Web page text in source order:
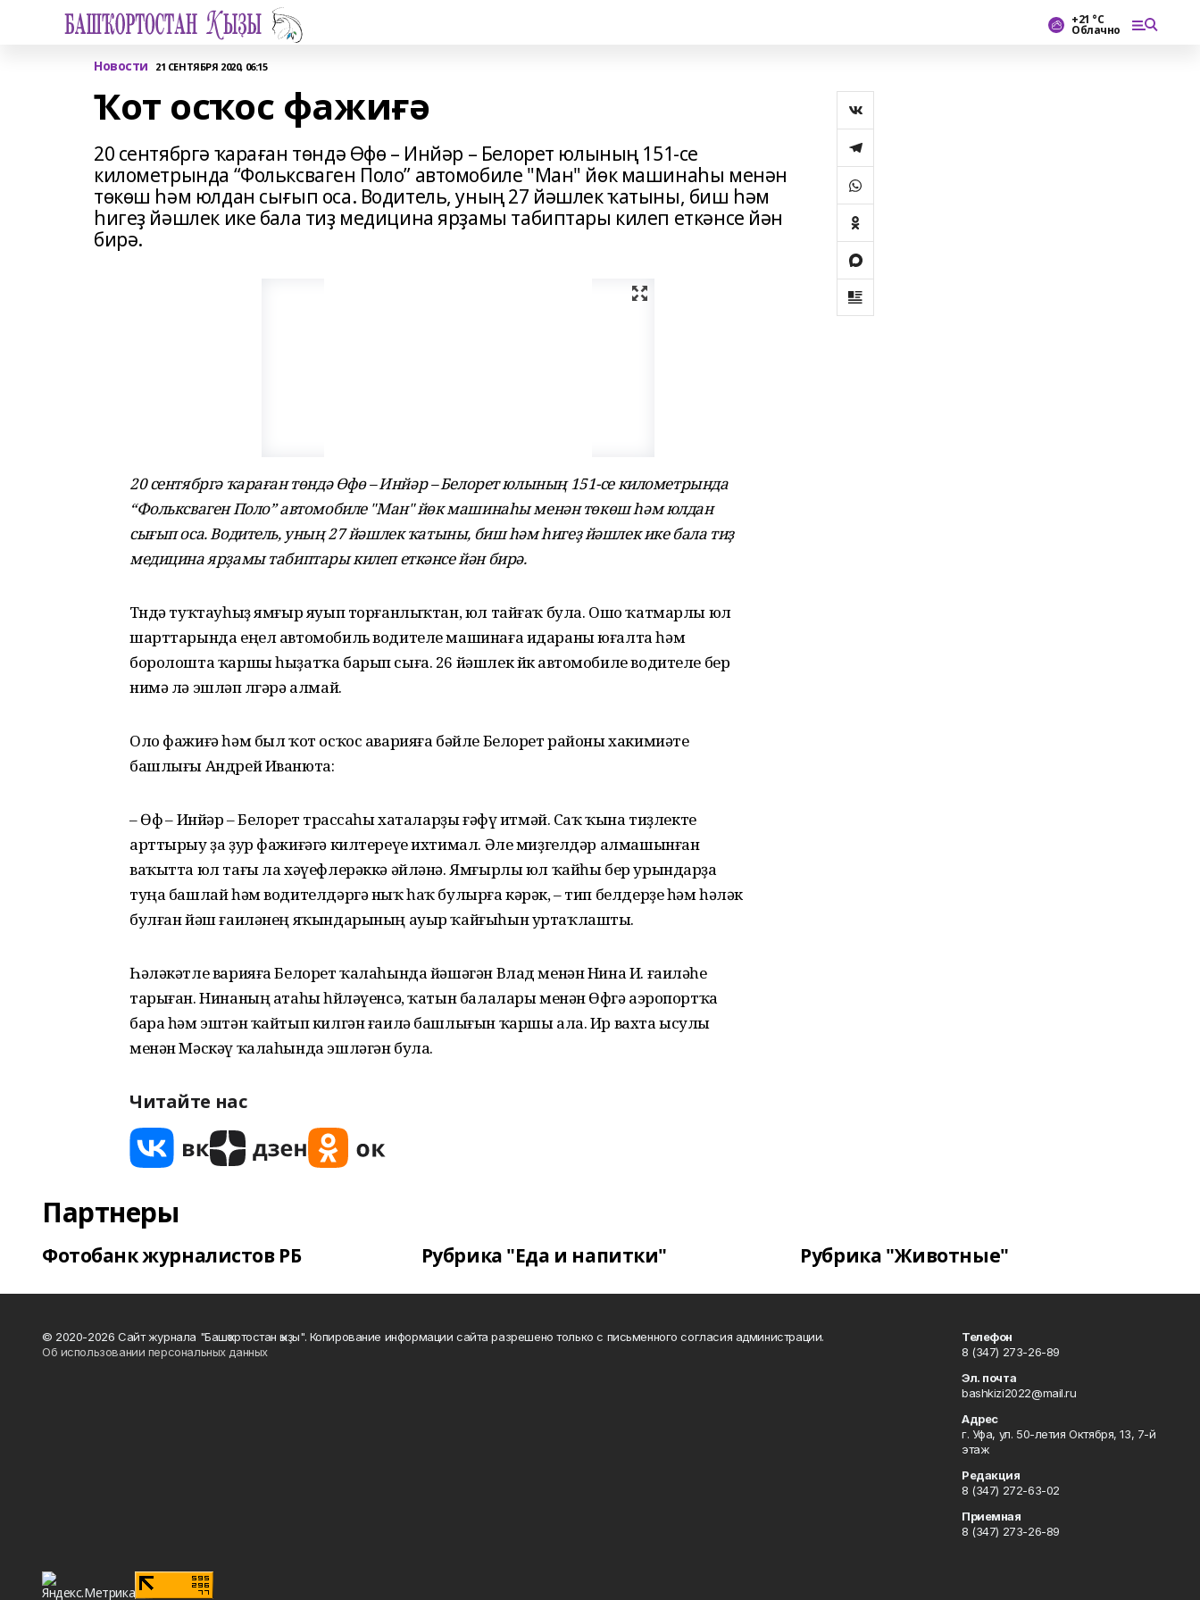
+21 °С
Облачно
Новости 21 СЕНТЯБРЯ 2020, 06:15
Ҡот осҡос фажиғә
20 сентябргә ҡараған төндә Өфө – Инйәр – Белорет юлының 151-се
километрында “Фольксваген Поло” автомобиле "Ман" йөк машинаһы менән
төкөш һәм юлдан сығып оса. Водитель, уның 27 йәшлек ҡатыны, биш һәм
һигеҙ йәшлек ике бала тиҙ медицина ярҙамы табиптары килеп еткәнсе йән
бирә.
20 сентябргә ҡарағантөндә Өфө – Инйәр – Белорет юлының 151-се километрында
“Фольксваген Поло” автомобиле "Ман" йөк машинаһыменән төкөш һәмюлдан
сығып оса.Водитель, уның 27 йәшлек ҡатыны, биш һәм һигеҙ йәшлек ике бала тиҙ
медицина ярҙамы табиптары килеп еткәнсе йән бирә.
Төндә туҡтауһыҙ ямғыр яуып торғанлыҡтан, юл тайғаҡ була. Ошо ҡатмарлы юл
шарттарында еңел автомобиль водителе машинаға идараны юғалта һәм
боролошта ҡаршы һыҙатҡа барып сыға. 26 йәшлек йөк автомобиле водителе бер
нимә лә эшләп өлгәрә алмай.
Оло фажиғә һәм был ҡот осҡос аварияға бәйле Белорет районы хакимиәте
башлығы Андрей Иванюта:
– Өфө – Инйәр – Белорет трассаһы хаталарҙы ғәфү итмәй. Саҡ ҡына тиҙлекте
арттырыу ҙа ҙур фажиғәгә килтереүе ихтимал. Әле миҙгелдәр алмашынған
ваҡытта юл тағы ла хәүефлерәккә әйләнә. Ямғырлы юл ҡайһы бер урындарҙа
туңа башлай һәм водителдәргә ныҡ һаҡ булырға кәрәк, – тип белдерҙе һәм һәләк
булған йәш ғаиләнең яҡындарының ауыр ҡайғыһын уртаҡлашты.
Һәләкәтле варияға Белорет ҡалаһында йәшәгән Влад менән Нина И. ғаиләһе
тарыған. Нинаның атаһы һөйләүенсә, ҡатын балалары менән Өфөгә аэропортҡа
бара һәм эштән ҡайтып килгән ғаилә башлығын ҡаршы ала. Ир вахта ысулы
менән Мәскәү ҡалаһында эшләгән була.
Читайте нас
Партнеры
Фотобанк журналистов РБ Рубрика "Еда и напитки" Рубрика "Животные"
© 2020-2026 Сайт журнала "Башҡортостан ҡыҙы". Копирование информации сайта разрешено только с письменного согласия администрации.
Об использовании персональных данных
Телефон
8 (347) 273-26-89
Эл. почта
bashkizi2022@mail.ru
Адрес
г. Уфа, ул. 50-летия Октября, 13, 7-й
этаж
Редакция
8 (347) 272-63-02
Приемная
8 (347) 273-26-89